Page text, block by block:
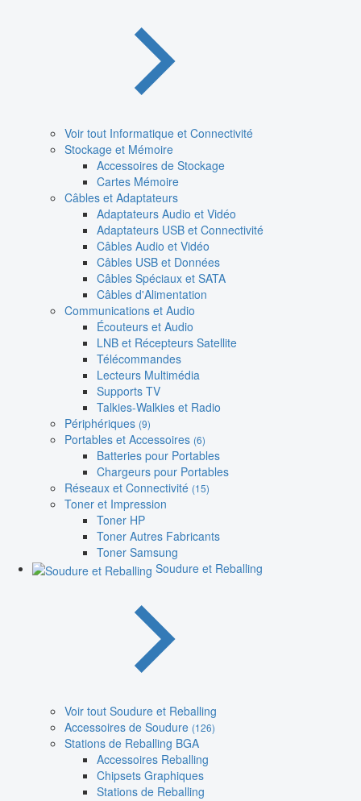
Voir tout Informatique et Connectivité
Stockage et Mémoire
Accessoires de Stockage
Cartes Mémoire
Câbles et Adaptateurs
Adaptateurs Audio et Vidéo
Adaptateurs USB et Connectivité
Câbles Audio et Vidéo
Câbles USB et Données
Câbles Spéciaux et SATA
Câbles d'Alimentation
Communications et Audio
Écouteurs et Audio
LNB et Récepteurs Satellite
Télécommandes
Lecteurs Multimédia
Supports TV
Talkies-Walkies et Radio
Périphériques (9)
Portables et Accessoires (6)
Batteries pour Portables
Chargeurs pour Portables
Réseaux et Connectivité (15)
Toner et Impression
Toner HP
Toner Autres Fabricants
Toner Samsung
Soudure et Reballing
Voir tout Soudure et Reballing
Accessoires de Soudure (126)
Stations de Reballing BGA
Accessoires Reballing
Chipsets Graphiques
Stations de Reballing